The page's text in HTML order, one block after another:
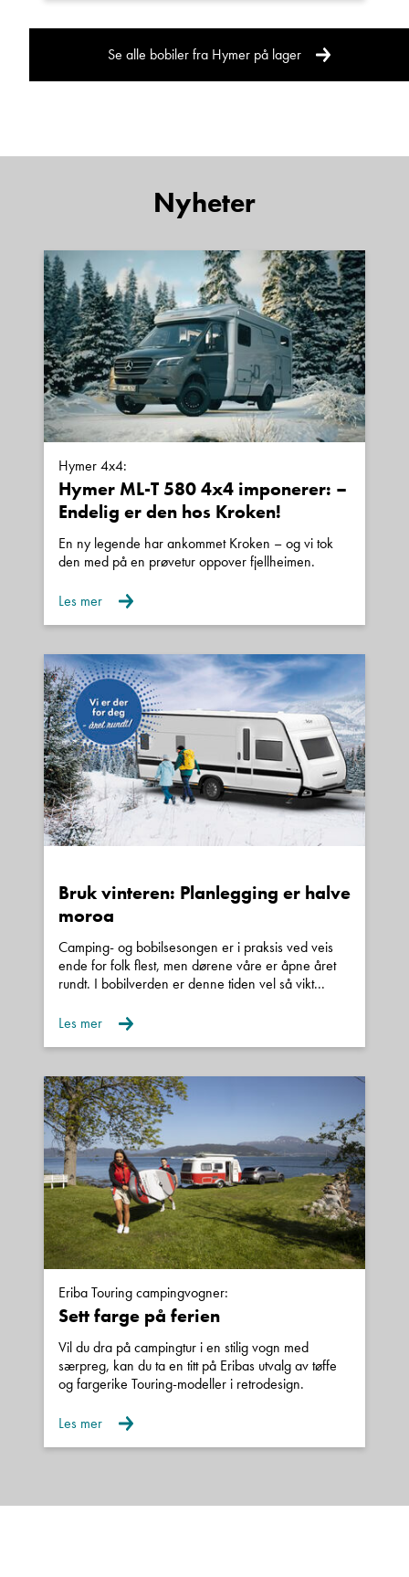
Se alle bobiler fra Hymer på lager
Nyheter
Hymer 4x4:
Hymer ML-T 580 4x4 imponerer: –
Endelig er den hos Kroken!
En ny legende har ankommet Kroken – og vi tok
den med på en prøvetur oppover fjellheimen.
Les mer
Bruk vinteren: Planlegging er halve
moroa
Camping- og bobilsesongen er i praksis ved veis
ende for folk flest, men dørene våre er åpne året
rundt. I bobilverden er denne tiden vel så vikt...
Les mer
Eriba Touring campingvogner:
Sett farge på ferien
Vil du dra på campingtur i en stilig vogn med
særpreg, kan du ta en titt på Eribas utvalg av tøffe
og fargerike Touring-modeller i retrodesign.
Les mer